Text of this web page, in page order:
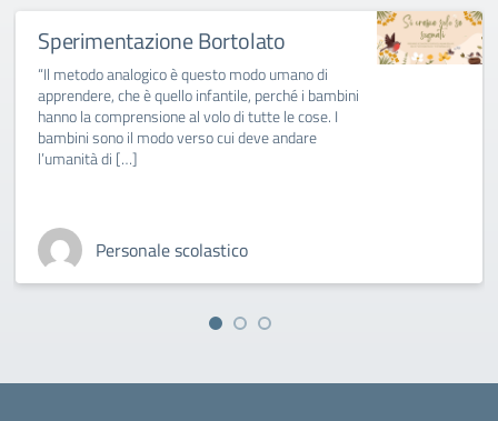
Sperimentazione Bortolato
“Il metodo analogico è questo modo umano di
apprendere, che è quello infantile, perché i bambini
hanno la comprensione al volo di tutte le cose. I
bambini sono il modo verso cui deve andare
l’umanità di […]
Personale scolastico